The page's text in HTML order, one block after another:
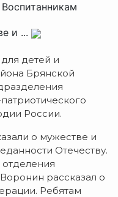
и ...
детей и
Брянской
России.
о мужестве и
Отечеству.
рассказал о
Ребятам